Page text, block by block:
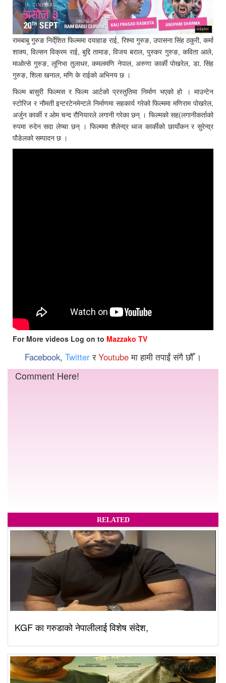
रामबाबु गुरुङ निर्दे्शित फिल्ममा दयाहाङ राई, रिश्मा गुरुङ, उपासना सिंह ठकुरी, कर्मा
शाक्य, विल्सन विक्रम राई, बुद्दि तामाङ, विजय बराल, पुस्कर गुरुङ, कविता आले,
माओत्से गुरुङ, लूनिभा तुलाधर, कमलमणि नेपाल, अरुणा कार्की पोखरेल, डा. सिंह
गुरुङ, शिला खनाल, मणि के राईको अभिनय छ ।
फिल्म बासुरी फिल्मस र फिल्म आर्टको प्रस्तुतिमा निर्माण भएको हो । माउन्टेन
स्टोरिज र नौमती इन्टरटेनमेन्टले निर्माणमा सहकार्य गरेको फिल्ममा मणिराम पोखरेल,
अर्जुन कार्की र ओम चन्द रौनियारले लगानी गरेका छन् । फिल्मको सह(लगानीकर्ताको
रुपमा रुदेन सदा लेप्चा छन् । फिल्ममा शैलेन्द्र ध्वज कार्कीको छायाँकन र सुरेन्द्र
पौडेलको सम्पादन छ ।
For More videos Log on to Mazzako TV
Facebook, TwitterरYoutubeमा हामी तपाईं संगै छौँ ।
Comment Here!
RELATED
KGF का गरुडाको नेपालीलाई विशेष संदेश,